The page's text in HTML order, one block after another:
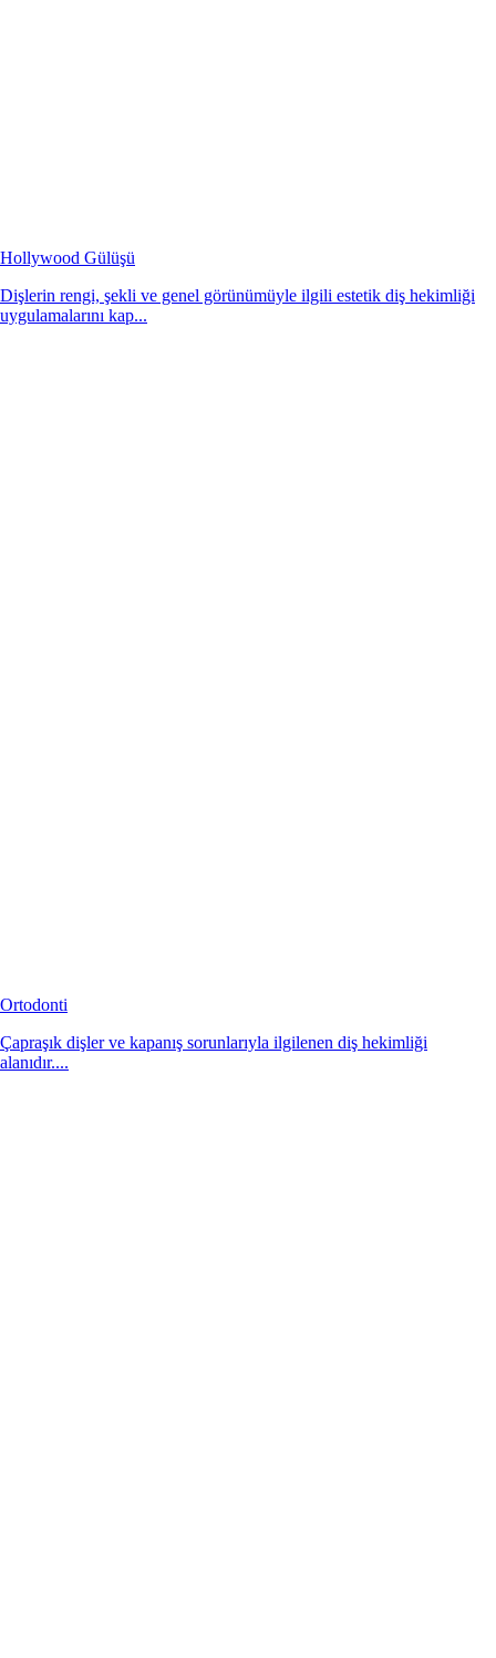
Hollywood Gülüşü
Dişlerin rengi, şekli ve genel görünümüyle ilgili estetik diş hekimliği
uygulamalarını kap...
Ortodonti
Çapraşık dişler ve kapanış sorunlarıyla ilgilenen diş hekimliği
alanıdır....